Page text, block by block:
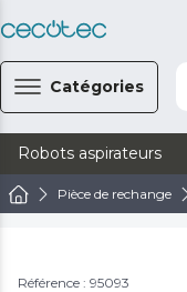
Catégories
Robots aspirateurs
Pièce de rechange
Référence : 95093